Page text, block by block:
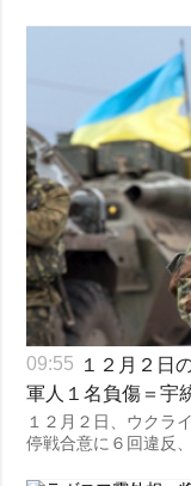
09:55 １２月２日
軍人１名負傷＝宇
１２月２日、ウクラ
停戦合意に６回違反